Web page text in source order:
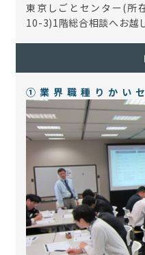
東京しごとセンター(所
10-3)1階総合相談へお越
①業界職種りかいセ